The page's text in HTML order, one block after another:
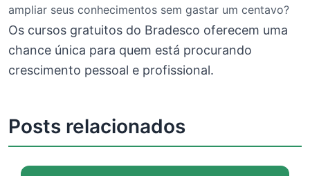
ampliar seus conhecimentos sem gastar um centavo?
Os cursos gratuitos do Bradesco oferecem uma
chance única para quem está procurando
crescimento pessoal e profissional.
Posts relacionados